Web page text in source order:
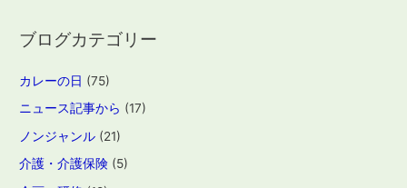
ブログカテゴリー
カレーの日 (75)
ニュース記事から (17)
ノンジャンル (21)
介護・介護保険 (5)